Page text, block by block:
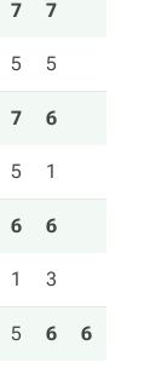
7 7
5 5
7 6
5 1
6 6
1 3
5 6 6